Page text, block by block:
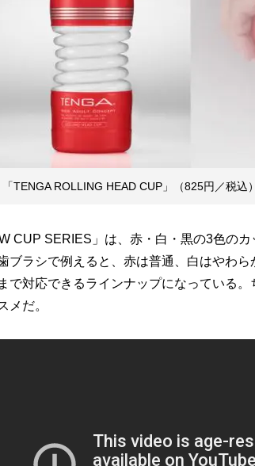
「TENGA ROLLING HEAD CUP」（825円／税込）
CUP SERIES」は、赤・白・黒の3色の
ブラシで例えると、赤は普通、白はやわ
で対応できるラインナップになっている
メだ。